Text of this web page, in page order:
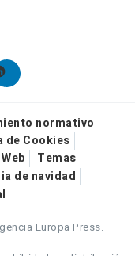
normativo
de Cookies
Temas
de navidad
Europa Press.